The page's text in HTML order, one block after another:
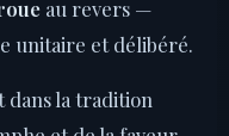
au revers —
unitaire et délibéré.
dans la tradition